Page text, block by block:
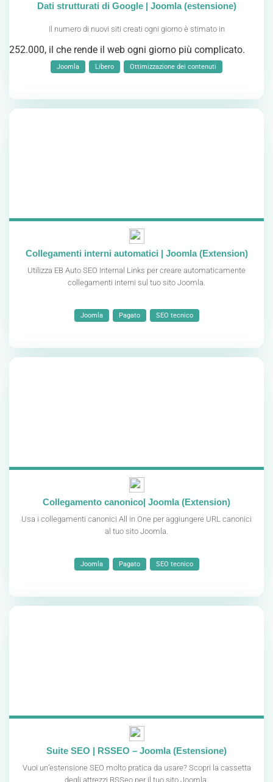
Dati strutturati di Google | Joomla (estensione)
Il numero di nuovi siti creati ogni giorno è stimato in
252.000, il che rende il web ogni giorno più complicato.
Joomla Libero Ottimizzazione dei contenuti
Collegamenti interni automatici | Joomla (Extension)
Utilizza EB Auto SEO Internal Links per creare automaticamente
collegamenti interni sul tuo sito Joomla.
Joomla Pagato SEO tecnico
Collegamento canonico| Joomla (Extension)
Usa i collegamenti canonici All in One per aggiungere URL canonici
al tuo sito Joomla.
Joomla Pagato SEO tecnico
Suite SEO | RSSEO – Joomla (Estensione)
Vuoi un’estensione SEO molto pratica da usare? Scopri la cassetta
degli attrezzi RSSeo per il tuo sito Joomla.